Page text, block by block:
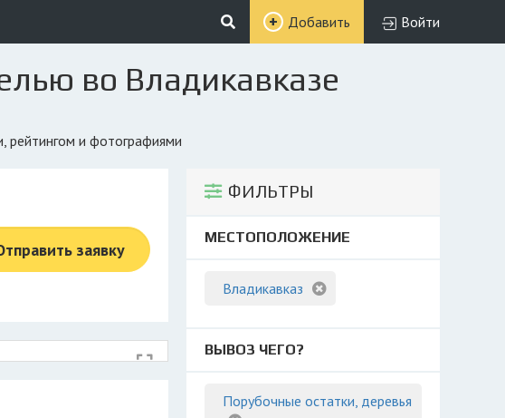
Добавить Войти
во Владикавказе
рейтингом и фотографиями
ФИЛЬТРЫ
МЕСТОПОЛОЖЕНИЕ
Владикавказ
ВЫВОЗ ЧЕГО?
Порубочные остатки, деревья
заявку